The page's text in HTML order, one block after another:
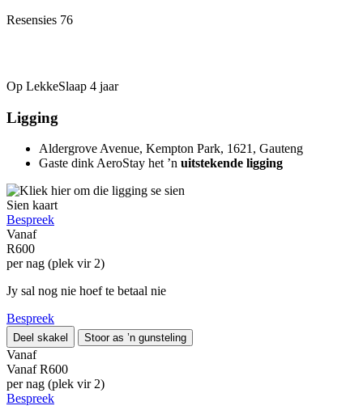
Resensies 76
Op LekkeSlaap 4 jaar
Ligging
Aldergrove Avenue, Kempton Park, 1621, Gauteng
Gaste dink AeroStay het ’n uitstekende ligging
Sien kaart
Bespreek
Vanaf
R600
per nag (plek vir 2)
Jy sal nog nie hoef te betaal nie
Bespreek
Deel skakel Stoor as ’n gunsteling
Vanaf
Vanaf R600
per nag (plek vir 2)
Bespreek